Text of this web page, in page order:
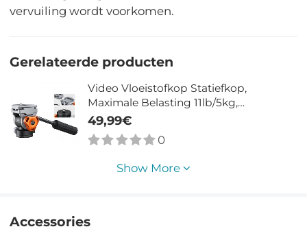
vervuiling wordt voorkomen.
Gerelateerde producten
Video Vloeistofkop Statiefkop,
Maximale Belasting 11lb/5kg,
Zijdezachte, Stabiele Statiefvloeistofkop
voor Pannen en Kantelen, Arca Swiss
Compatibele Vloeistofkopbevestiging
(FH-03)
49,99€
0
Show More
Accessories